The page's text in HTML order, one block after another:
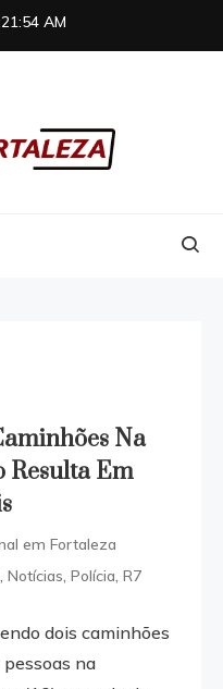
AM
Na
Resulta Em
em Fortaleza
, Notícias, Polícia, R7
dois caminhões
na